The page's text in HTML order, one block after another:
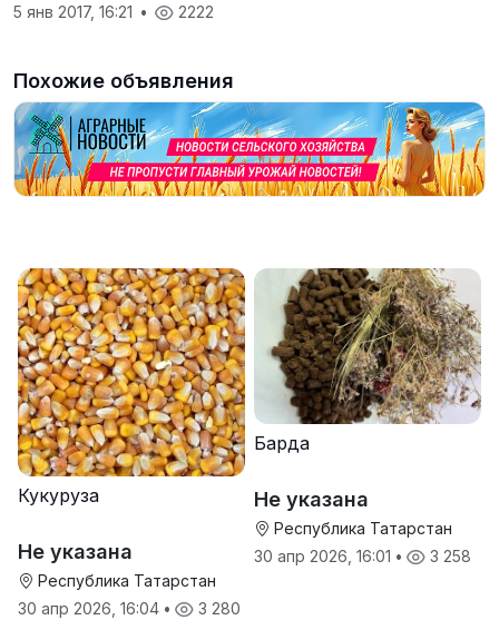
5 янв 2017, 16:21 • 2222
Похожие объявления
Кукуруза
Не указана
Республика Татарстан
30 апр 2026, 16:04 • 3 280
Барда
Не указана
Республика Татарстан
30 апр 2026, 16:01 • 3 258